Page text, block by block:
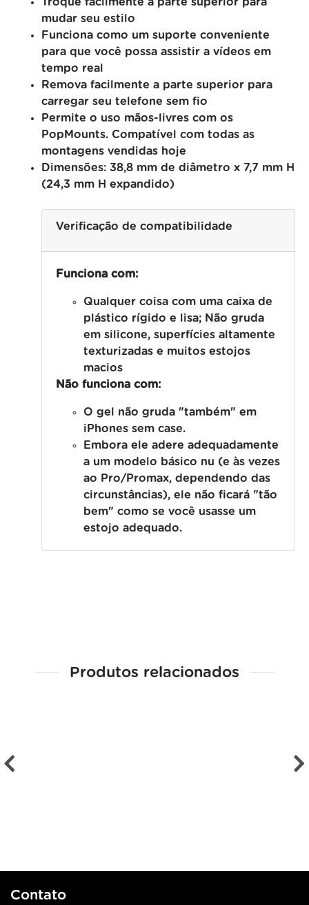
mudar seu estilo
Funciona como um suporte conveniente
para que você possa assistir a vídeos em
tempo real
Remova facilmente a parte superior para
carregar seu telefone sem fio
Permite o uso mãos-livres com os
PopMounts. Compatível com todas as
montagens vendidas hoje
Dimensões: 38,8 mm de diâmetro x 7,7 mm H
(24,3 mm H expandido)
Verificação de compatibilidade
Funciona com:
Qualquer coisa com uma caixa de
plástico rígido e lisa; Não gruda
em silicone, superfícies altamente
texturizadas e muitos estojos
macios
Não funciona com:
O gel não gruda "também" em
iPhones sem case.
Embora ele adere adequadamente
a um modelo básico nu (e às vezes
ao Pro/Promax, dependendo das
circunstâncias), ele não ficará "tão
bem" como se você usasse um
estojo adequado.
Produtos relacionados
Contato